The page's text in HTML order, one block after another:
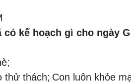
kế hoạch gì cho ngày
thử thách; Con luôn khỏe